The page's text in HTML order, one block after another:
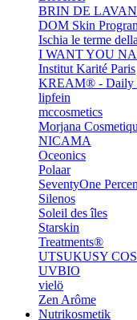
BRIN DE
DOM Skin
Ischia le terme
I WANT YOU
Institut Karité Paris
KREAM® - Daily
lipfein
mccosmetics
Morjana
NICAMA
Oceonics
Polaar
SeventyOne
Silenos
Soleil des îles
Starskin
Treatments®
UTSUKUSY
UVBIO
vielö
Zen Arôme
Nutrikosmetik